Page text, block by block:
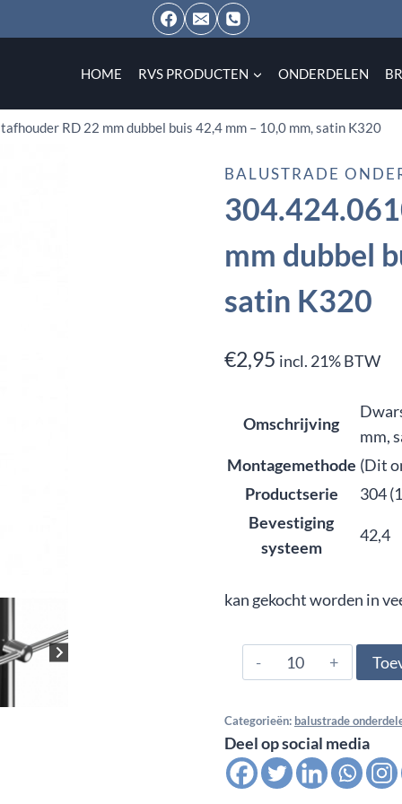
HOME RVS PRODUCTEN ONDERDELEN
RD 22 mm dubbel buis 42,4 mm – 10,0 mm, satin K320
BALUSTRADE
mm dubbel
satin K320
€2,95 incl. 21% BTW
Omschrijving
mm,
Montagemethode (Dit
Productserie
304
Bevestiging
systeem
42,4
kan gekocht worden in
304.424.0610,
Dwars
RD
22
mm
Categorieën: balustrade
Deel op social media